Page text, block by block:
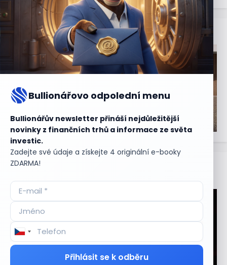
Bullionářovo odpolední menu
Bullionářův newsletter přináší nejdůležitější
novinky z finančních trhů a informace ze světa
investic.
Zadejte své údaje a získejte 4 originální e-booky
ZDARMA!
Přihlásit se k odběru
Aktuální